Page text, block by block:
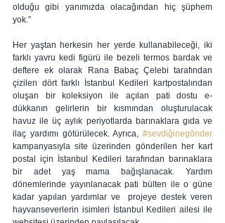
olduğu gibi yanımızda olacağından hiç şüphem
yok.”
Her yaştan herkesin her yerde kullanabileceği, iki
farklı yavru kedi figürü ile bezeli termos bardak ve
deftere ek olarak Rana Babaç Çelebi tarafından
çizilen dört farklı İstanbul Kedileri kartpostalından
oluşan bir koleksiyon ile açılan pati dostu e-
dükkanın gelirlerin bir kısmından oluşturulacak
havuz ile üç aylık periyotlarda barınaklara gıda ve
ilaç yardımı götürülecek. Ayrıca, #sevdiğinegönder
kampanyasıyla site üzerinden gönderilen her kart
postal için İstanbul Kedileri tarafından barınaklara
bir adet yaş mama bağışlanacak. Yardım
dönemlerinde yayınlanacak pati bülten ile o güne
kadar yapılan yardımlar ve  projeye destek veren
hayvanseverlerin isimleri İstanbul Kedileri ailesi ile